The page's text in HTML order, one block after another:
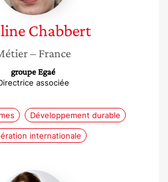
Chabbert
– France
groupe Egaé
associée
Développement durable
internationale
Fanny